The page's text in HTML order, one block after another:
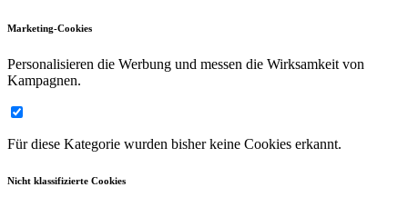
Marketing-Cookies
Personalisieren die Werbung und messen die Wirksamkeit von
Kampagnen.
Für diese Kategorie wurden bisher keine Cookies erkannt.
Nicht klassifizierte Cookies